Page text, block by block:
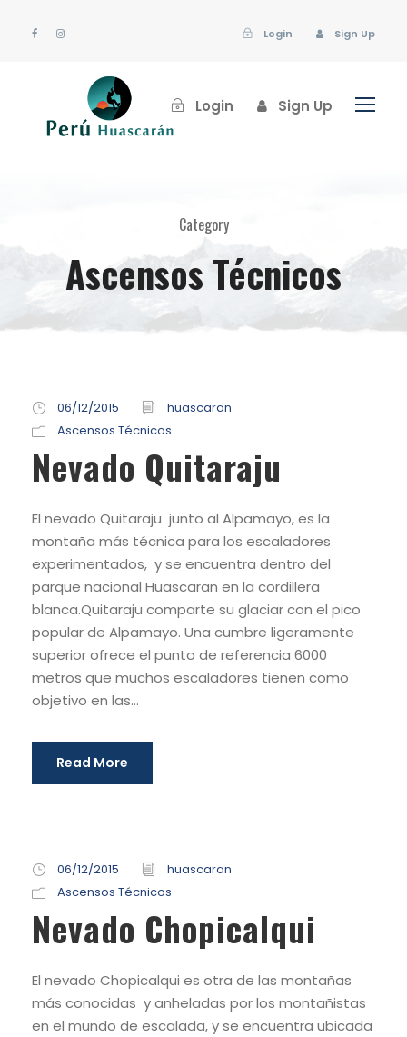
Login Sign Up
Login Sign Up
Category
Ascensos Técnicos
06/12/2015
huascaran
Ascensos Técnicos
Nevado Quitaraju
El nevado Quitaraju junto al Alpamayo, es la
montaña más técnica para los escaladores
experimentados, y se encuentra dentro del
parque nacional Huascaran en la cordillera
blanca.Quitaraju comparte su glaciar con el pico
popular de Alpamayo. Una cumbre ligeramente
superior ofrece el punto de referencia 6000
metros que muchos escaladores tienen como
objetivo en las...
Read More
06/12/2015
huascaran
Ascensos Técnicos
Nevado Chopicalqui
El nevado Chopicalqui es otra de las montañas
más conocidas y anheladas por los montañistas
en el mundo de escalada, y se encuentra ubicada